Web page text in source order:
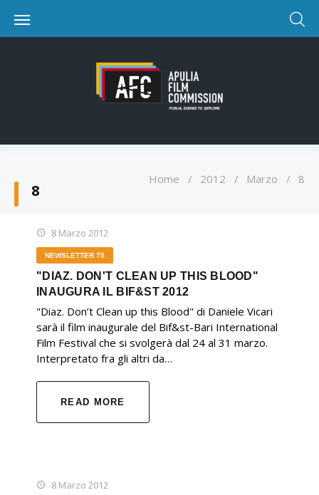
8
Home / 2012 / Marzo / 8
8 Marzo 2012
NEWSLETTER 75
"DIAZ. DON'T CLEAN UP THIS BLOOD"
INAUGURA IL BIF&ST 2012
"Diaz. Don’t Clean up this Blood" di Daniele Vicari
sarà il film inaugurale del Bif&st-Bari International
Film Festival che si svolgerà dal 24 al 31 marzo.
Interpretato fra gli altri da…
READ MORE
8 Marzo 2012